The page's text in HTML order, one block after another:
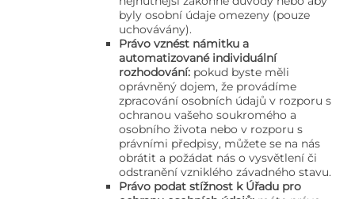
byly osobní údaje omezeny (pouze
uchovávány).
Právo vznést námitku a
automatizované individuální
rozhodování: pokud byste měli
oprávněný dojem, že provádíme
zpracování osobních údajů v rozporu s
ochranou vašeho soukromého a
osobního života nebo v rozporu s
právními předpisy, můžete se na nás
obrátit a požádat nás o vysvětlení či
odstranění vzniklého závadného stavu.
Právo podat stížnost k Úřadu pro